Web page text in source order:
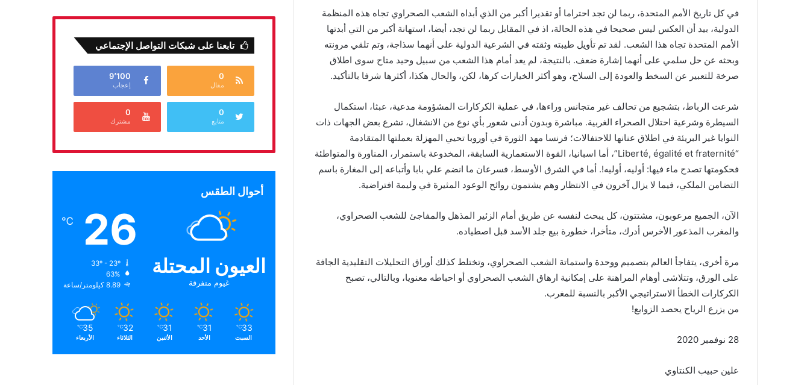
في كل تاريخ الأمم المتحدة، ربما لن تجد احتراما أو تقديرا أكبر من الذي أبداه الشعب الصحراوي تجاه هذه المنظمة
الدولية، بيد أن العكس ليس صحيحا في هذه الحالة، اذ في المقابل ربما لن تجد، أيضا، استهانة أكبر من التي أبدتها
الأمم المتحدة تجاه هذا الشعب. لقد تم تأويل طيبته وثقته في الشرعية الدولية على أنهما سذاجة، وتم تلقي مرونته
وبحثه عن حل سلمي على أنهما إشارة ضعف. بالنتيجة، لم يعد أمام هذا الشعب من سبيل وحيد متاح سوى اطلاق
صرخة للتعبير عن السخط والعودة إلى السلاح، وهو أكثر الخيارات كرها، لكن، والحال هكذا، أكثرها شرفا بالتأكيد.
شرعت الرباط، بتشجيع من تحالف غير متجانس وراءها، في عملية الكركارات المشؤومة مدعية، عبثا، استكمال
السيطرة وشرعية احتلال الصحراء الغربية. مباشرة وبدون أدنى شعور بأي نوع من الانشغال، تشرع بعض الجهات ذات
النوايا غير البريئة في اطلاق عنانها للاحتفالات؛ فرنسا مهد الثورة في أوروبا تحيي المهزلة بعملتها المتقادمة
“Liberté, égalité et fraternité”، أما اسبانيا، القوة الاستعمارية السابقة، المخدوعة باستمرار، المناورة والمتواطئة
فحكومتها تصدح ماء فيها: أوليه، أوليه!. أما في الشرق الأوسط، فسرعان ما انضم علي بابا وأتباعه إلى المغارة باسم
التضامن الملكي، فيما لا يزال آخرون في الانتظار وهم يشتمون روائح الوعود المثيرة في وليمة افتراضية.
الآن، الجميع مرعوبون، مشتتون، كل يبحث لنفسه عن طريق أمام الزئير المذهل والمفاجئ للشعب الصحراوي،
والمغرب المذعور الأخرس أدرك، متأخرا، خطورة بيع جلد الأسد قبل اصطياده.
مرة أخرى، يتفاجأ العالم بتصميم ووحدة واستماتة الشعب الصحراوي، وتختلط كذلك أوراق التحليلات التقليدية الجافة
على الورق، وتتلاشى أوهام المراهنة على إمكانية ارهاق الشعب الصحراوي أو احباطه معنويا، وبالتالي، تصبح
الكركارات الخطأ الاستراتيجي الأكبر بالنسبة للمغرب.
من يزرع الرياح يحصد الزوابع!
28 نوفمبر 2020
علين حبيب الكنتاوي
تابعنا على شبكات التواصل الإجتماعي
0
مقال
9٬100
إعجاب
0
متابع
0
مشترك
أحوال الطقس
العيون المحتلة
غيوم متفرقة
26
℃
63%
8.89 كيلومتر/ساعة
33
℃
السبت
31
℃
الأحد
31
℃
الأثنين
32
℃
الثلاثاء
35
℃
الأربعاء